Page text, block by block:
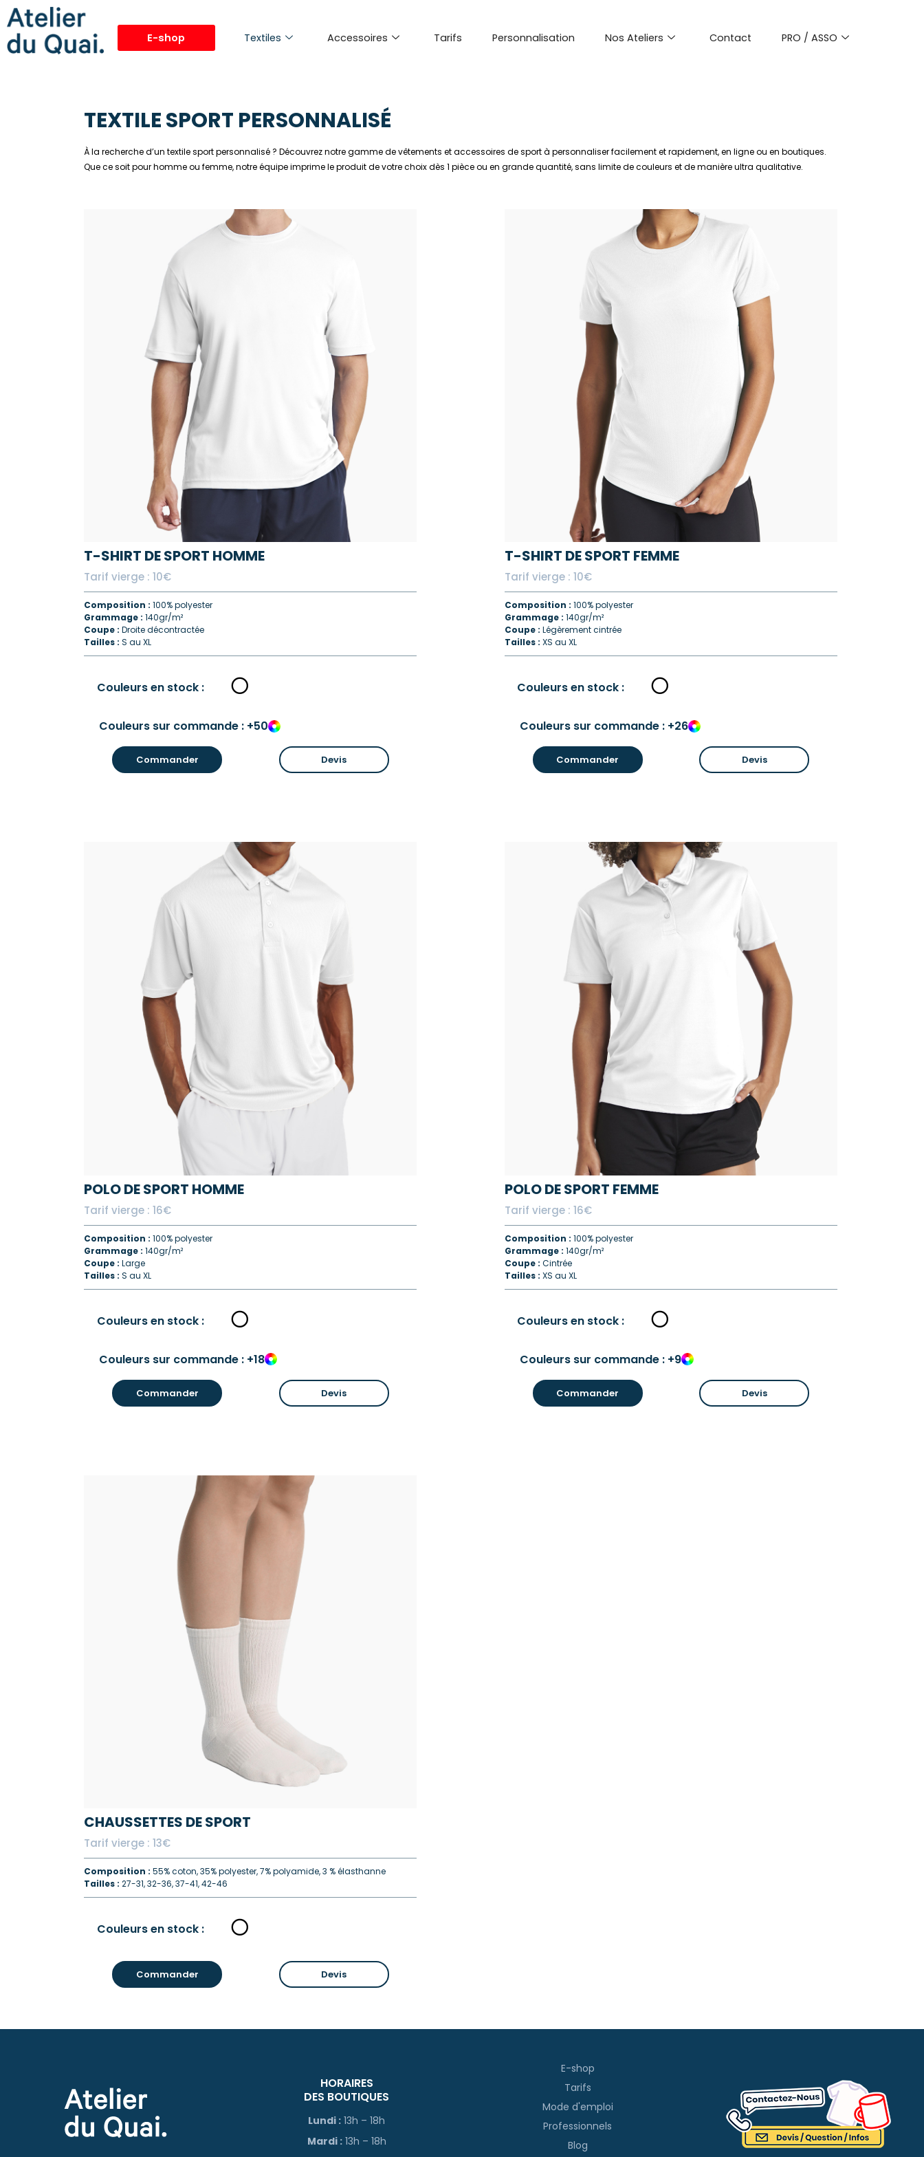
E-shop Textiles Accessoires Tarifs Personnalisation Nos Ateliers Contact PRO / ASSO
TEXTILE SPORT PERSONNALISÉ
À la recherche d’un textile sport personnalisé ? Découvrez notre gamme de vêtements et accessoires de sport à personnaliser facilement et rapidement, en ligne ou en boutiques.
Que ce soit pour homme ou femme, notre équipe imprime le produit de votre choix dès 1 pièce ou en grande quantité, sans limite de couleurs et de manière ultra qualitative.
T-SHIRT DE SPORT HOMME
Tarif vierge : 10€
Composition : 100% polyester
Grammage : 140gr/m²
Coupe : Droite décontractée
Tailles : S au XL
Couleurs en stock :
Couleurs sur commande : +50
Commander Devis
T-SHIRT DE SPORT FEMME
Tarif vierge : 10€
Composition : 100% polyester
Grammage : 140gr/m²
Coupe : Légèrement cintrée
Tailles : XS au XL
Couleurs en stock :
Couleurs sur commande : +26
Commander Devis
POLO DE SPORT HOMME
Tarif vierge : 16€
Composition : 100% polyester
Grammage : 140gr/m²
Coupe : Large
Tailles : S au XL
Couleurs en stock :
Couleurs sur commande : +18
Commander Devis
POLO DE SPORT FEMME
Tarif vierge : 16€
Composition : 100% polyester
Grammage : 140gr/m²
Coupe : Cintrée
Tailles : XS au XL
Couleurs en stock :
Couleurs sur commande : +9
Commander Devis
CHAUSSETTES DE SPORT
Tarif vierge : 13€
Composition : 55% coton, 35% polyester, 7% polyamide, 3 % élasthanne
Tailles : 27-31, 32-36, 37-41, 42-46
Couleurs en stock :
Commander Devis
HORAIRES
DES BOUTIQUES
Lundi : 13h – 18h
Mardi :13h – 18h
E-shop
Tarifs
Mode d'emploi
Professionnels
Blog